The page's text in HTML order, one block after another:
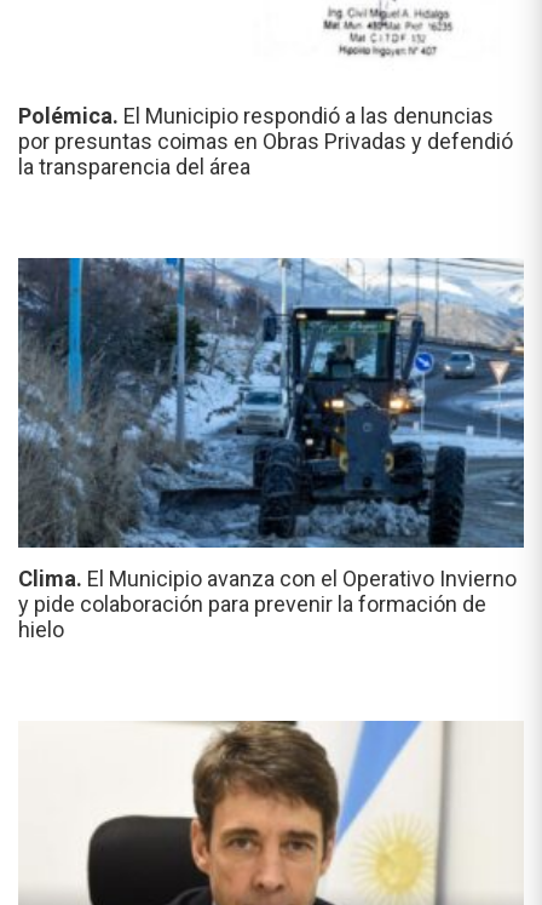
Polémica. El Municipio respondió a las denuncias
por presuntas coimas en Obras Privadas y defendió
la transparencia del área
Clima. El Municipio avanza con el Operativo Invierno
y pide colaboración para prevenir la formación de
hielo